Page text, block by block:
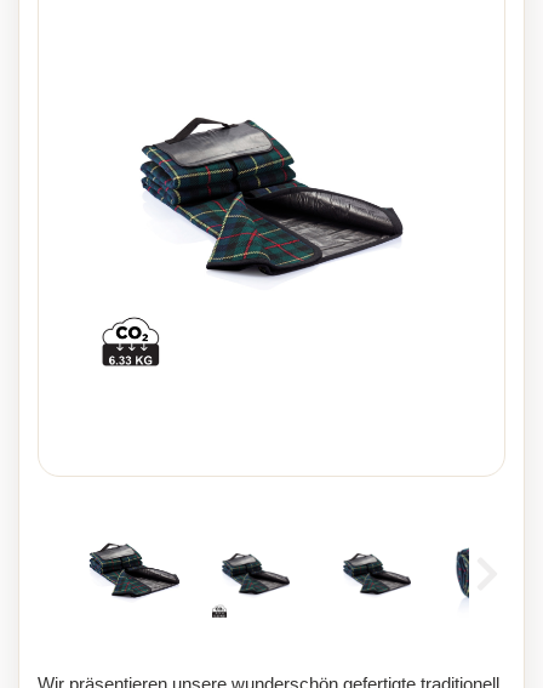
Wir präsentieren unsere wunderschön gefertigte traditionell